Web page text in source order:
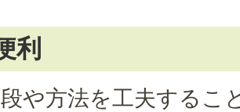
利
や方法を工夫するこ